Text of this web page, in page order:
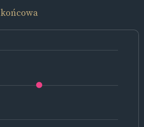
końcowa